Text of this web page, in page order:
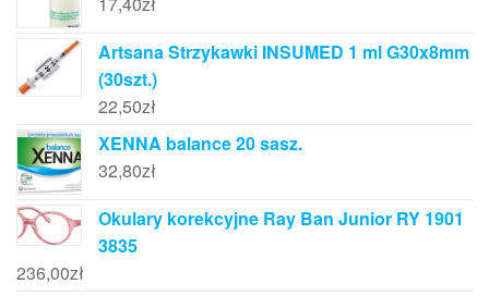
Artsana Strzykawki INSUMED 1 ml G30x8mm
(30szt.)
22,50zł
XENNA balance 20 sasz.
32,80zł
Okulary korekcyjne Ray Ban Junior RY 1901
3835
236,00zł